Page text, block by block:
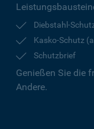
Diebstahl-
Kasko-Schutz
Schutzbrief
Genießen Sie die
Andere.